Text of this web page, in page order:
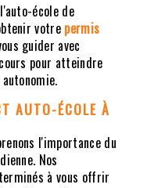
école de
votre permis
guider avec
pour atteindre
AUTO-ÉCOLE À
l'importance du
Nos
à vous offrir